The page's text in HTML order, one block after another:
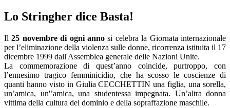
Lo Stringher dice Basta!
Il25 novembre di ogni anno si celebra la Giornata internazionale
per l’eliminazione della violenza sulle donne, ricorrenza istituita il 17
dicembre 1999 dall'Assemblea generale delle Nazioni Unite.
La commemorazione di quest’anno coincide, purtroppo, con
l’ennesimo tragico femminicidio, che ha scosso le coscienze di
quanti hanno visto in Giulia CECCHETTIN una figlia, una sorella,
un’amica, un'’amica, una studentessa impegnata. Un’altra donna
vittima della cultura del dominio e della sopraffazione maschile.